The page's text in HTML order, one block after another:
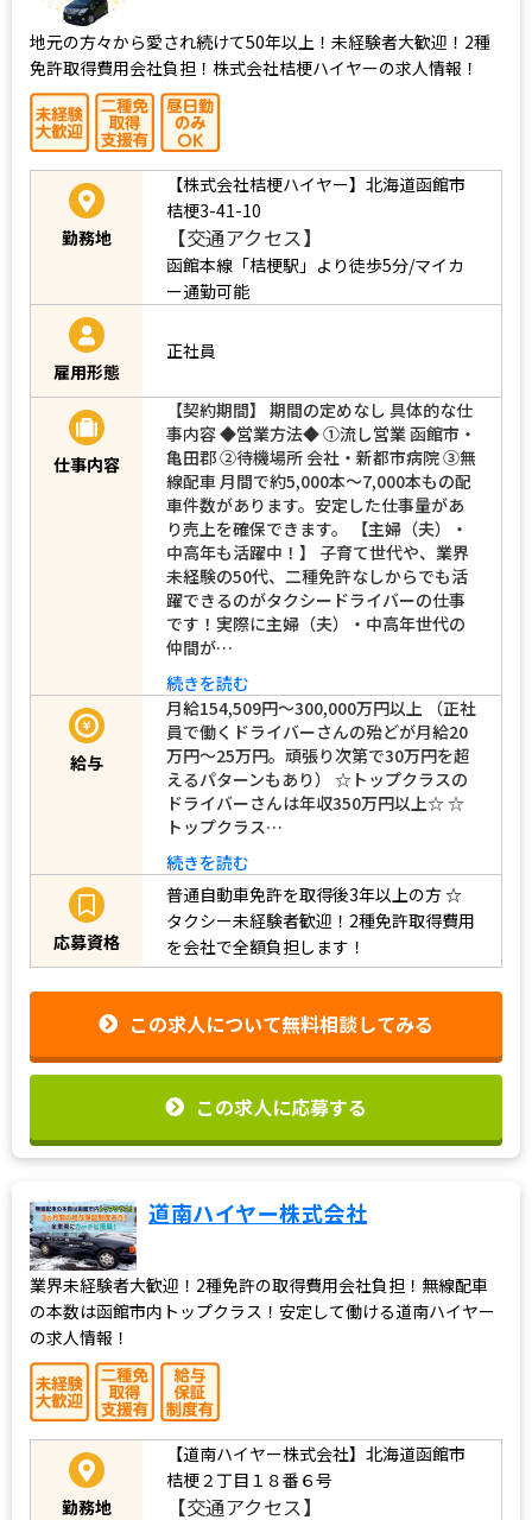
地元の方々から愛され続けて50年以上！未経験者大歓迎！2種
免許取得費用会社負担！株式会社桔梗ハイヤーの求人情報！
勤務地
【株式会社桔梗ハイヤー】北海道函館市
桔梗3-41-10
【交通アクセス】
函館本線「桔梗駅」より徒歩5分/マイカ
ー通勤可能
雇用形態
正社員
仕事内容
【契約期間】 期間の定めなし 具体的な仕
事内容 ◆営業方法◆ ①流し営業 函館市・
亀田郡 ②待機場所 会社・新都市病院 ③無
線配車 月間で約5,000本～7,000本もの配
車件数があります。安定した仕事量があ
り売上を確保できます。 【主婦（夫）・
中高年も活躍中！】 子育て世代や、業界
未経験の50代、二種免許なしからでも活
躍できるのがタクシードライバーの仕事
です！実際に主婦（夫）・中高年世代の
仲間が…
続きを読む
給与
月給154,509円～300,000万円以上 （正社
員で働くドライバーさんの殆どが月給20
万円～25万円。頑張り次第で30万円を超
えるパターンもあり） ☆トップクラスの
ドライバーさんは年収350万円以上☆ ☆
トップクラス…
続きを読む
応募資格
普通自動車免許を取得後3年以上の方☆
タクシー未経験者歓迎！2種免許取得費用
を会社で全額負担します！
この求人について無料相談してみる
この求人に応募する
道南ハイヤー株式会社
業界未経験者大歓迎！2種免許の取得費用会社負担！無線配車
の本数は函館市内トップクラス！安定して働ける道南ハイヤー
の求人情報！
勤務地
【道南ハイヤー株式会社】北海道函館市
桔梗２丁目１８番６号
【交通アクセス】